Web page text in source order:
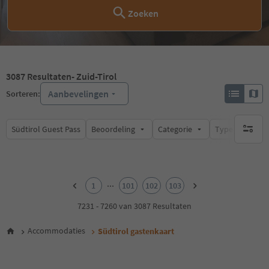
Zoeken
3087 Resultaten- Zuid-Tirol
Sorteren: Aanbevelingen
Südtirol Guest Pass Beoordeling Categorie Type catering
geen
6
1 ... 101 102
103
7231 - 7260 van 3087 Resultaten
Accommodaties Südtirol gastenkaart